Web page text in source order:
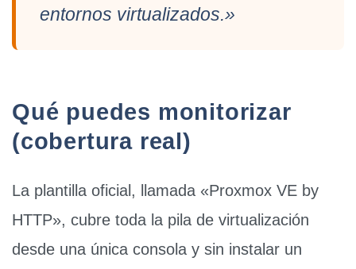
entornos virtualizados.»
Qué puedes monitorizar
(cobertura real)
La plantilla oficial, llamada «Proxmox VE by
HTTP», cubre toda la pila de virtualización
desde una única consola y sin instalar un